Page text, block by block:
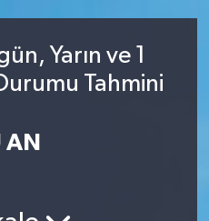
Yarın ve 1
Tahmini
AN